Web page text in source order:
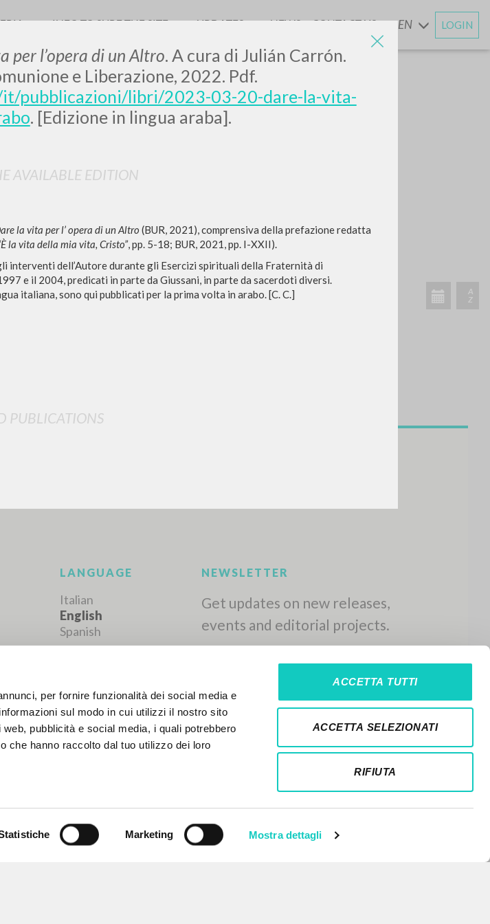
per fornire funzionalità dei social media e
sul modo in cui utilizzi il nostro sito
pubblicità e social media, i quali potrebbero
che hanno raccolto dal tuo utilizzo dei loro
Marketing Mostra dettagli
ACCETTA TUTTI
ACCETTA SELEZIONATI
RIFIUTA
per l’opera di un Altro. A cura di Julián Carrón.
e Liberazione, 2022. Pdf.
pubblicazioni/libri/2023-03-20-dare-la-vita-
. [Edizione in lingua araba].
AVAILABLE EDITION
la vita per l’ opera di un Altro (BUR, 2021), comprensiva della prefazione redatta
la vita della mia vita, Cristo”, pp. 5-18; BUR, 2021, pp. I-XXII).
interventi dell’Autore durante gli Esercizi spirituali della Fraternità di
e il 2004, predicati in parte da Giussani, in parte da sacerdoti diversi.
italiana, sono qui pubblicati per la prima volta in arabo. [C. C.]
PUBLICATIONS
INFO TO SURF THE SITE UPDATESANDNEWS CONTACT US EN LOGIN
Use the
LANGUAGE NEWSLETTER